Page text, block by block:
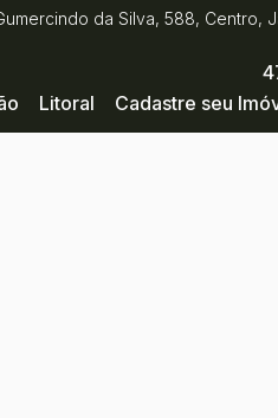
da Silva, 588, Centro,
Cadastre seu
Litoral